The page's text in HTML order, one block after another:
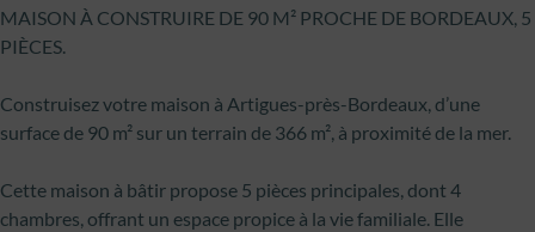
MAISON À CONSTRUIRE DE 90 M² PROCHE DE BORDEAUX, 5
PIÈCES.
Construisez votre maison à Artigues-près-Bordeaux, d’une
surface de 90 m² sur un terrain de 366 m², à proximité de la mer.
Cette maison à bâtir propose 5 pièces principales, dont 4
chambres, offrant un espace propice à la vie familiale. Elle